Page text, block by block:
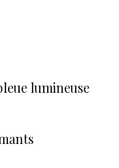
lumineuse